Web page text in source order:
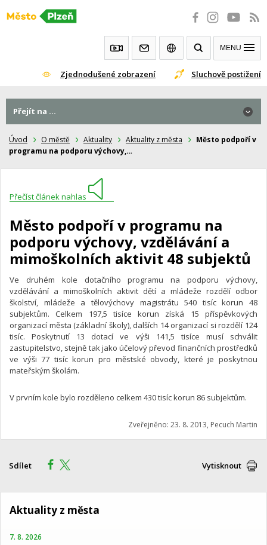
Přeskočit
Zjednodušené zobrazení Sluchově postižení
MENU
Úvod O městě Aktuality Aktuality z města
Město podpoří v
programu na podporu výchovy,…
Přečíst článek nahlas
Město podpoří v programu na
podporu výchovy, vzdělávání a
mimoškolních aktivit 48 subjektů
Ve druhém kole dotačního programu na podporu výchovy,
vzdělávání a mimoškolních aktivit dětí a mládeže rozdělí odbor
školství, mládeže a tělovýchovy magistrátu 540 tisíc korun 48
subjektům. Celkem 197,5 tisíce korun získá 15 příspěvkových
organizací města (základní školy), dalších 14 organizací si rozdělí 124
tisíc. Poskytnutí 13 dotací ve výši 141,5 tisíce musí schválit
zastupitelstvo, stejně tak jako účelový převod finančních prostředků
ve výši 77 tisíc korun pro městské obvody, které je poskytnou
mateřským školám.
V prvním kole bylo rozděleno celkem 430 tisíc korun 86 subjektům.
Zveřejněno: 23. 8. 2013, Pecuch Martin
Sdílet Vytisknout
Přejít na ...
Aktuality z města
7. 8. 2026